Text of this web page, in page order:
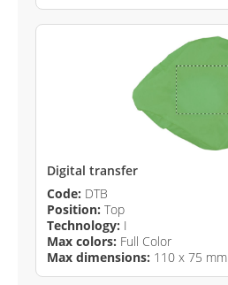
Digital transfer
Code: DTB
Position: Top
Technology: I
Max colors: Full Color
Max dimensions: 110 x 75 mm